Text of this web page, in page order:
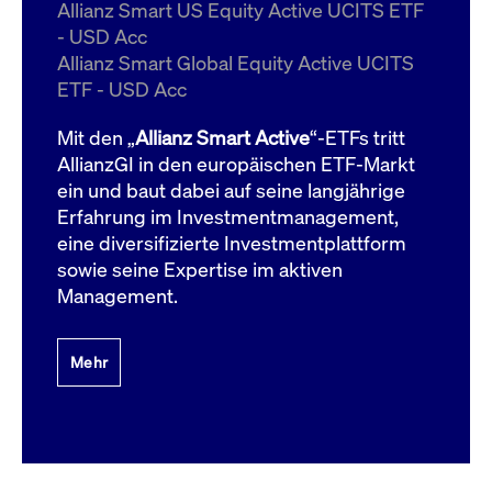
Allianz Smart US Equity Active UCITS ETF
- USD Acc
Allianz Smart Global Equity Active UCITS
ETF - USD Acc
Mit den „Allianz Smart Active“-ETFs tritt
AllianzGI in den europäischen ETF-Markt
ein und baut dabei auf seine langjährige
Erfahrung im Investmentmanagement,
eine diversifizierte Investmentplattform
sowie seine Expertise im aktiven
Management.
Mehr
ApplicationGatewayAffinityCORS
boerse.com
Domain
bis